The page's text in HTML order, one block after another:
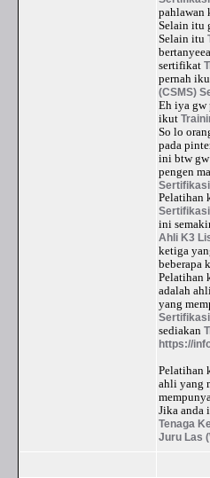
pahlawan
Selain itu
Selain itu
sertifikat
pernah
(CSMS)
Eh iya gw
ikut
So lo
pada
ini btw gw
pengen
Pelatihan
ini
Ahli K3
ketiga
beberapa
Pelatihan
adalah
yang
sediakan
https://
Pelatihan
ahli yang
Jika anda
Tenaga
Juru Las